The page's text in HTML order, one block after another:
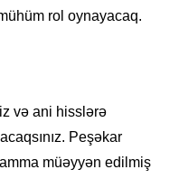
rol oynayacaq.
və ani hisslərə
Peşəkar
müəyyən edilmiş